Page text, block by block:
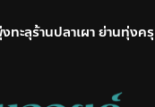
ทะลุร้านปลาเผา ย่านทุ่ง